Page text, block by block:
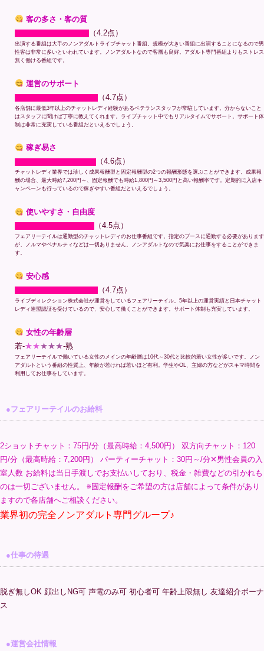
客の多さ・客の質
（4.2点）
出演する番組は大手のノンアダルトライブチャット番組。規模が大きい番組に出演することになるので男
性客は非常に多いといわれています。ノンアダルトなので客層も良好。アダルト専門番組よりもストレス
無く働ける番組です。
運営のサポート
（4.7点）
各店舗に最低3年以上のチャットレディ経験があるベテランスタッフが常駐しています。分からないこと
はスタッフに聞けば丁寧に教えてくれます。ライブチャット中でもリアルタイムでサポート。サポート体
制は非常に充実している番組だといえるでしょう。
稼ぎ易さ
（4.6点）
チャットレディ業界では珍しく成果報酬型と固定報酬型の2つの報酬形態を選ぶことができます。成果報
酬の場合、最大時給7,200円～、固定報酬でも時給1,800円～3,500円と高い報酬率です。定期的に入店キ
ャンペーンも行っているので稼ぎやすい番組だといえるでしょう。
使いやすさ・自由度
（4.5点）
フェアリーテイルは通勤型のチャットレディのお仕事番組です。指定のブースに通勤する必要があります
が、ノルマやペナルティなどは一切ありません。ノンアダルトなので気楽にお仕事をすることができま
す。
安心感
（4.7点）
ライブディレクション株式会社が運営をしているフェアリーテイル。5年以上の運営実績と日本チャット
レディ連盟認証を受けているので、安心して働くことができます。サポート体制も充実しています。
女性の年齢層
若-★★★★★-熟
フェアリーテイルで働いている女性のメインの年齢層は10代～30代と比較的若い女性が多いです。ノン
アダルトという番組の性質上、年齢が若ければ若いほど有利。学生やOL、主婦の方などがスキマ時間を
利用してお仕事をしています。
●フェアリーテイルのお給料
2ショットチャット：75円/分（最高時給：4,500円） 双方向チャット：120
円/分（最高時給：7,200円） パーティーチャット：30円～/分✕男性会員の入
室人数 お給料は当日手渡しでお支払いしており、税金・雑費などの引かれも
のは一切ございません。 ※固定報酬をご希望の方は店舗によって条件があり
ますので各店舗へご相談ください。
業界初の完全ノンアダルト専門グループ♪
●仕事の待遇
脱ぎ無しOK 顔出しNG可 声電のみ可 初心者可 年齢上限無し 友達紹介ボーナ
ス
●運営会社情報